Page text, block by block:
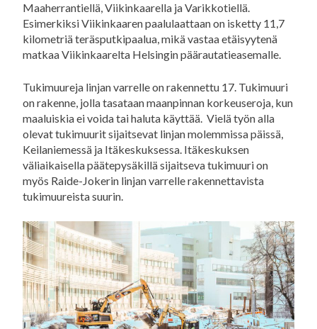
Maaherrantiellä, Viikinkaarella ja Varikkotiellä.
Esimerkiksi Viikinkaaren paalulaattaan on isketty 11,7
kilometriä teräsputkipaalua, mikä vastaa etäisyytenä
matkaa Viikinkaarelta Helsingin päärautatieasemalle.
Tukimuureja linjan varrelle on rakennettu 17. Tukimuuri
on rakenne, jolla tasataan maanpinnan korkeuseroja, kun
maaluiskia ei voida tai haluta käyttää. Vielä työn alla
olevat tukimuurit sijaitsevat linjan molemmissa päissä,
Keilaniemessä ja Itäkeskuksessa. Itäkeskuksen
väliaikaisella päätepysäkillä sijaitseva tukimuuri on
myös Raide-Jokerin linjan varrelle rakennettavista
tukimuureista suurin.